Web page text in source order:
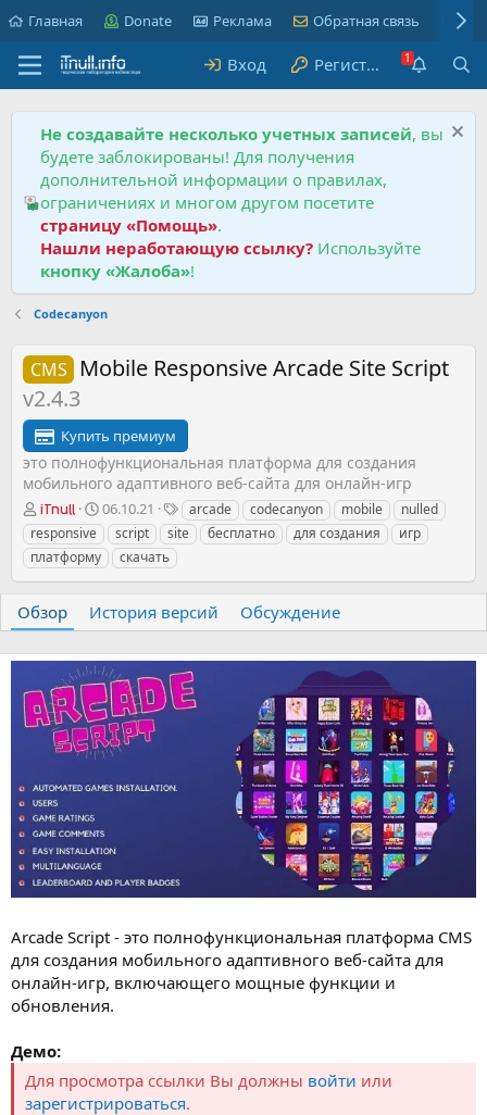
Главная Donate Реклама Обратная связь
Вход Регистрация
Не создавайте несколько учетных записей, вы
будете заблокированы! Для получения
дополнительной информации о правилах,
ограничениях и многом другом посетите
страницу «Помощь».
Нашли неработающую ссылку? Используйте
кнопку «Жалоба»!
Codecanyon
CMS
Mobile Responsive Arcade Site Script
v2.4.3
Купить премиум
это полнофункциональная платформа для создания
мобильного адаптивного веб-сайта для онлайн-игр
А
в
т
о
р
iTnull
Д
а
т
а
с
о
а
н
и
я
06.10.21
Т
е
г
arcade codecanyon mobile
nulled
responsive
script site бесплатно для создания
игр
платформу
скачать
Обзор История версий Обсуждение
Arcade Script - это полнофункциональная платформа CMS
для создания мобильного адаптивного веб-сайта для
онлайн-игр, включающего мощные функции и
обновления.
Демо:
Для просмотра ссылки Вы должны войти или
зарегистрироваться.